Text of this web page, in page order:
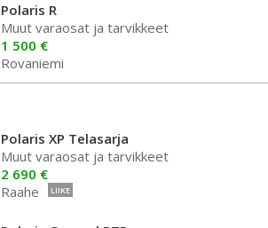
Polaris R
Muut varaosat ja tarvikkeet
1 500 €
Rovaniemi
Polaris XP Telasarja
Muut varaosat ja tarvikkeet
2 690 €
Raahe
LIIKE